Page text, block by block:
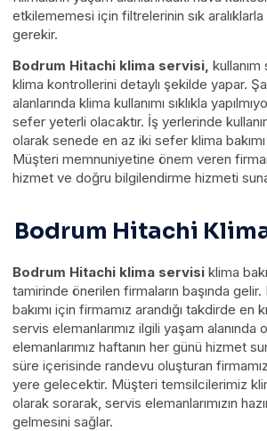
etkilememesi için filtrelerinin sık
gerekir.
Bodrum Hitachi klima servisi, kullanım
klima kontrollerini detaylı şekilde yapar.
alanlarında klima kullanımı sıklıkla
sefer yeterli olacaktır. İş yerlerinde kullanım
olarak senede en az iki sefer klima bakımı
Müşteri memnuniyetine önem veren
hizmet ve doğru bilgilendirme hizmeti
Bodrum Hitachi
Bodrum Hitachi klima servisi klima
tamirinde önerilen firmaların başında
bakımı için firmamız arandığı takdirde en
servis elemanlarımız ilgili yaşam alanında
elemanlarımız haftanın her günü hizmet
süre içerisinde randevu oluşturan
yere gelecektir. Müşteri temsilcilerimiz
olarak sorarak, servis elemanlarımızın
gelmesini sağlar.